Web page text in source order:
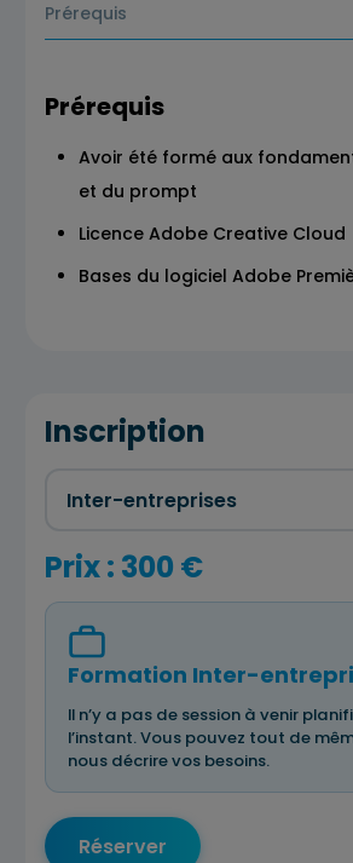
Prérequis
Prérequis
Avoir été formé aux
et du prompt
Licence Adobe Creative Cloud
Bases du logiciel Adobe
Inscription
Prix : 300 €
Formation Inter-
Il n’y a pas de session à venir
l’instant. Vous pouvez tout de
nous décrire vos besoins.
Réserver